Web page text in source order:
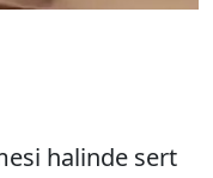
halinde sert